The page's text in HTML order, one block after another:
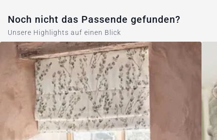
Noch nicht das Passende gefunden?
Unsere Highlights auf einen Blick